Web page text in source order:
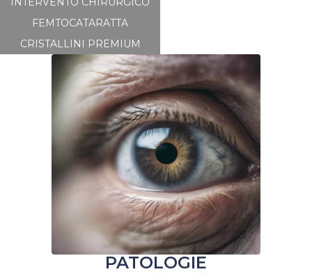
FEMTOCATARATTA
CRISTALLINI PREMIUM
PATOLOGIE